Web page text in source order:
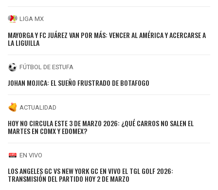
LIGA MX
MAYORGA Y FC JUÁREZ VAN POR MÁS: VENCER AL AMÉRICA Y ACERCARSE A
LA LIGUILLA
FÚTBOL DE ESTUFA
JOHAN MOJICA: EL SUEÑO FRUSTRADO DE BOTAFOGO
ACTUALIDAD
HOY NO CIRCULA ESTE 3 DE MARZO 2026: ¿QUÉ CARROS NO SALEN EL
MARTES EN CDMX Y EDOMEX?
EN VIVO
LOS ANGELES GC VS NEW YORK GC EN VIVO EL TGL GOLF 2026:
TRANSMISIÓN DEL PARTIDO HOY 2 DE MARZO